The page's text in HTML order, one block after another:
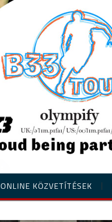
ONLINE KÖZVETÍTÉSEK